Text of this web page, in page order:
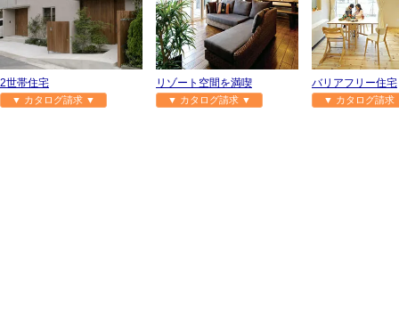
2世帯住宅
▼ カタログ請求 ▼
リゾート空間を満喫
▼ カタログ請求 ▼
バリアフリー住宅
▼ カタログ請